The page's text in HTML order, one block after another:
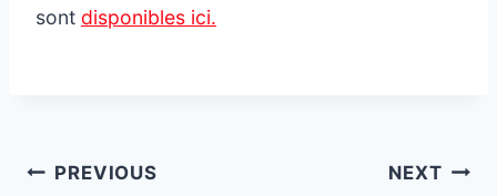
sont disponibles ici.
Post
PREVIOUS NEXT